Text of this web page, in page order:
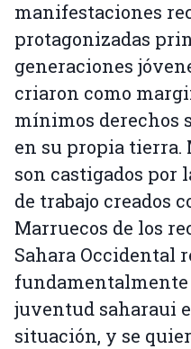
manifestaciones
protagonizadas
generaciones
criaron como
mínimos derechos
en su propia tierra.
son castigados por
de trabajo creados
Marruecos de los
Sahara Occidental
fundamentalmente
juventud saharaui
situación, y se